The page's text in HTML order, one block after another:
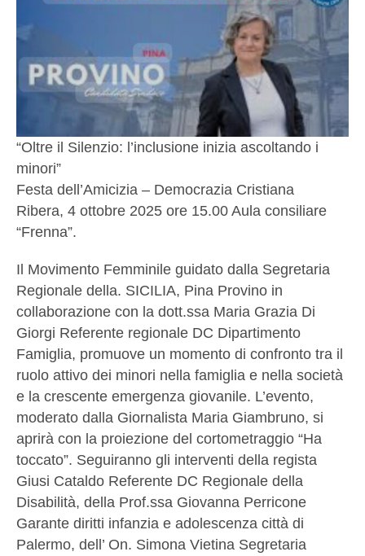
“Oltre il Silenzio: l’inclusione inizia ascoltando i
minori”
Festa dell’Amicizia – Democrazia Cristiana
Ribera, 4 ottobre 2025 ore 15.00 Aula consiliare
“Frenna”.
Il Movimento Femminile guidato dalla Segretaria
Regionale della. SICILIA, Pina Provino in
collaborazione con la dott.ssa Maria Grazia Di
Giorgi Referente regionale DC Dipartimento
Famiglia, promuove un momento di confronto tra il
ruolo attivo dei minori nella famiglia e nella società
e la crescente emergenza giovanile. L’evento,
moderato dalla Giornalista Maria Giambruno, si
aprirà con la proiezione del cortometraggio “Ha
toccato”. Seguiranno gli interventi della regista
Giusi Cataldo Referente DC Regionale della
Disabilità, della Prof.ssa Giovanna Perricone
Garante diritti infanzia e adolescenza città di
Palermo, dell’ On. Simona Vietina Segretaria